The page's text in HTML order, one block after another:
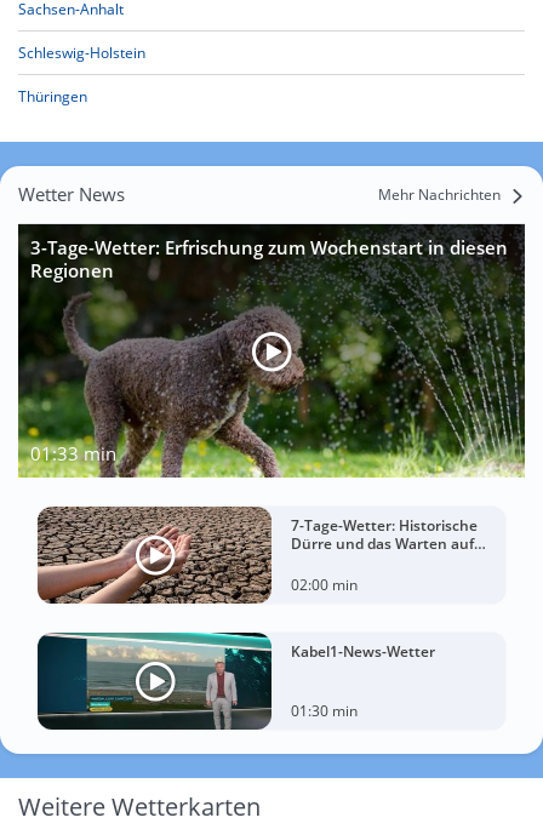
Sachsen-Anhalt
Schleswig-Holstein
Thüringen
Wetter News Mehr Nachrichten
3-Tage-Wetter: Erfrischung zum Wochenstart in diesen
Regionen
01:33 min
7-Tage-Wetter: Historische
Dürre und das Warten auf
02:00 min
Kabel1-News-Wetter
01:30 min
Weitere Wetterkarten